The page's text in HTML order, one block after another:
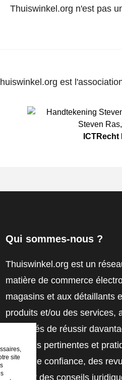
Thuiswinkel.org n'est pas
est
Steven Ras,
ICTRecht
Qui sommes-nous ?
Thuiswinkel.org est un
matière de commerce
magasins et aux détaillants
produits et/ou des services,
employés de réussir
solutions pertinentes et
labels de confiance, des
outils et des conseils
site